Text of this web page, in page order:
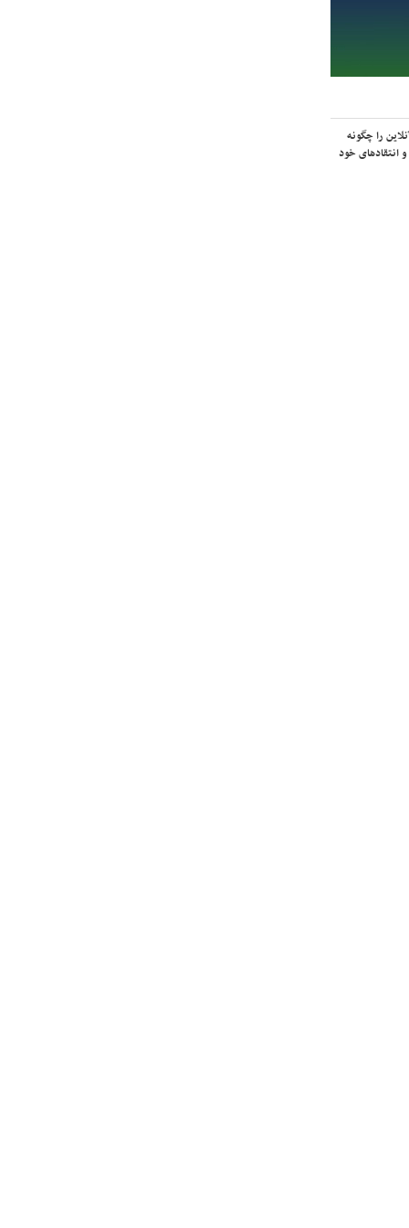
را چگونه
انتقادهای خود